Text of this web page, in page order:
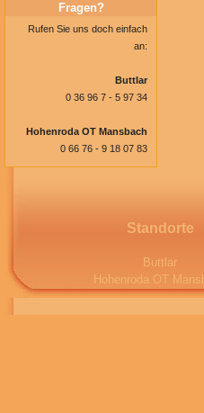
Fragen?
Rufen Sie uns doch einfach
an:
Buttlar
0 36 96 7 - 5 97 34
Hohenroda OT Mansbach
0 66 76 - 9 18 07 83
Standorte
Buttlar
Hohenroda OT